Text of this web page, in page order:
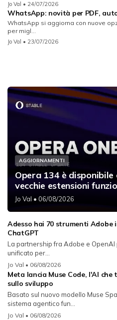
Jo Val • 24/07/2026
WhatsApp: novità per PDF,
WhatsApp si aggiorna con nuove
per migl...
Jo Val • 23/07/2026
AGGIORNAMENTI
Opera 134 è
vecchie estensioni
Jo Val • 06/08/2026
Adesso hai 70 strumenti Adobe
ChatGPT
La partnership fra Adobe e OpenAI
unificato per...
Jo Val • 06/08/2026
Meta lancia Muse Code, l'AI
sullo sviluppo
Basato sul nuovo modello Muse
sistema agentico fun...
Jo Val • 06/08/2026